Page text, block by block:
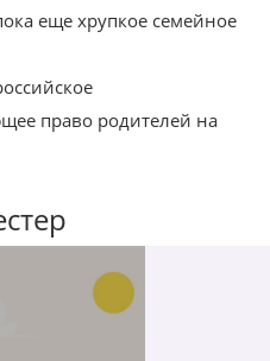
еще хрупкое семейное
право родителей на